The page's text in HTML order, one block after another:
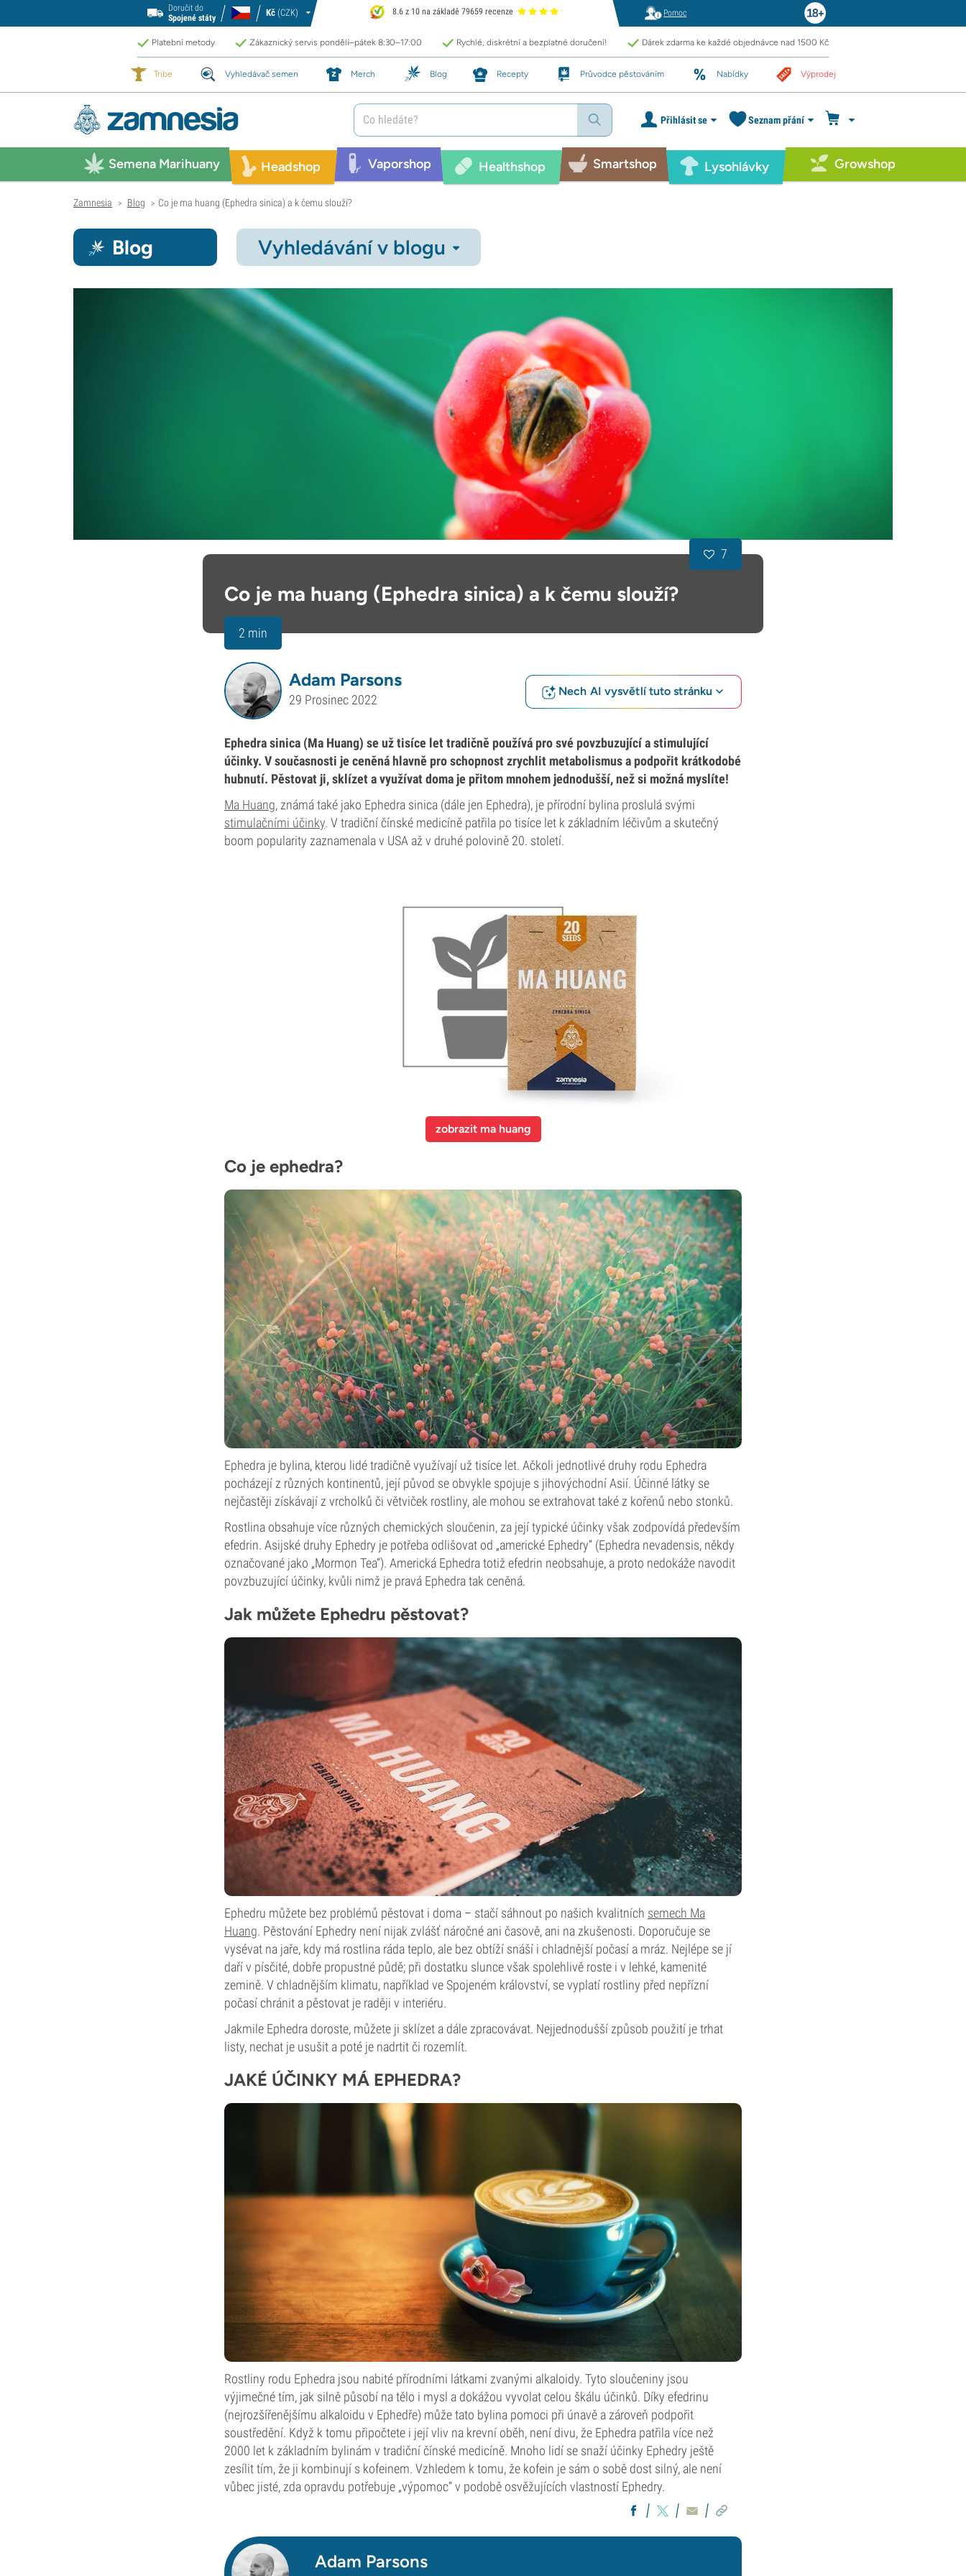
Doručit do
Spojené státy
Kč (CZK) 8.6 z 10 na základě 79659 recenze Pomoc
Platební metody Zákaznický servis pondělí–pátek 8:30–17:00 Rychlé, diskrétní a bezplatné doručení! Dárek zdarma ke každé objednávce nad 1500 Kč
Tribe Vyhledávač semen Merch Blog Recepty Průvodce pěstováním Nabídky Výprodej
Přihlásit se Seznam přání
Semena Marihuany Headshop Vaporshop Healthshop Smartshop Lysohlávky Growshop
Zamnesia > Blog > Co je ma huang (Ephedra sinica) a k čemu slouží?
Blog Vyhledávání v blogu
Co je ma huang (Ephedra sinica) a k čemu slouží?
2 min
7
Adam Parsons
29 Prosinec 2022
Nech AI vysvětlí tuto stránku
Ephedra sinica (Ma Huang) se už tisíce let tradičně používá pro své povzbuzující a stimulující
účinky. V současnosti je ceněná hlavně pro schopnost zrychlit metabolismus a podpořit krátkodobé
hubnutí. Pěstovat ji, sklízet a využívat doma je přitom mnohem jednodušší, než si možná myslíte!
Ma Huang, známá také jako Ephedra sinica (dále jen Ephedra), je přírodní bylina proslulá svými
stimulačními účinky. V tradiční čínské medicíně patřila po tisíce let k základním léčivům a skutečný
boom popularity zaznamenala v USA až v druhé polovině 20. století.
zobrazit ma huang
Co je ephedra?
Ephedra je bylina, kterou lidé tradičně využívají už tisíce let. Ačkoli jednotlivé druhy rodu Ephedra
pocházejí z různých kontinentů, její původ se obvykle spojuje s jihovýchodní Asií. Účinné látky se
nejčastěji získávají z vrcholků či větviček rostliny, ale mohou se extrahovat také z kořenů nebo stonků.
Rostlina obsahuje více různých chemických sloučenin, za její typické účinky však zodpovídá především
efedrin. Asijské druhy Ephedry je potřeba odlišovat od „americké Ephedry“ (Ephedra nevadensis, někdy
označované jako „Mormon Tea“). Americká Ephedra totiž efedrin neobsahuje, a proto nedokáže navodit
povzbuzující účinky, kvůli nimž je pravá Ephedra tak ceněná.
Jak můžete Ephedru pěstovat?
Ephedru můžete bez problémů pěstovat i doma – stačí sáhnout po našich kvalitních semech Ma
Huang. Pěstování Ephedry není nijak zvlášť náročné ani časově, ani na zkušenosti. Doporučuje se
vysévat na jaře, kdy má rostlina ráda teplo, ale bez obtíží snáší i chladnější počasí a mráz. Nejlépe se jí
daří v písčité, dobře propustné půdě; při dostatku slunce však spolehlivě roste i v lehké, kamenité
zemině. V chladnějším klimatu, například ve Spojeném království, se vyplatí rostliny před nepřízní
počasí chránit a pěstovat je raději v interiéru.
Jakmile Ephedra doroste, můžete ji sklízet a dále zpracovávat. Nejjednodušší způsob použití je trhat
listy, nechat je usušit a poté je nadrtit či rozemlít.
JAKÉ ÚČINKY MÁ EPHEDRA?
Rostliny rodu Ephedra jsou nabité přírodními látkami zvanými alkaloidy. Tyto sloučeniny jsou
výjimečné tím, jak silně působí na tělo i mysl a dokážou vyvolat celou škálu účinků. Díky efedrinu
(nejrozšířenějšímu alkaloidu v Ephedře) může tato bylina pomoci při únavě a zároveň podpořit
soustředění. Když k tomu připočtete i její vliv na krevní oběh, není divu, že Ephedra patřila více než
2000 let k základním bylinám v tradiční čínské medicíně. Mnoho lidí se snaží účinky Ephedry ještě
zesílit tím, že ji kombinují s kofeinem. Vzhledem k tomu, že kofein je sám o sobě dost silný, ale není
vůbec jisté, zda opravdu potřebuje „výpomoc“ v podobě osvěžujících vlastností Ephedry.
Adam Parsons